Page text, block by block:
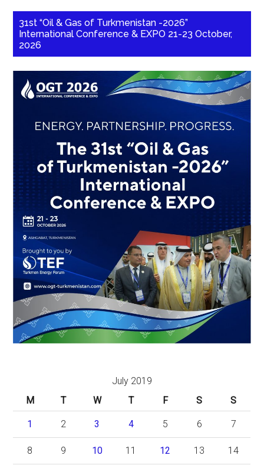
31st “Oil & Gas of Turkmenistan -2026”
International Conference & EXPO 21-23 October,
2026
July 2019
M
T W T F S S
1 2 3 4 5 6 7
8 9 10 11 12 13 14